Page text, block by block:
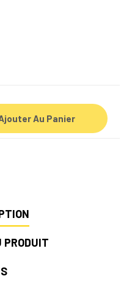
Au Panier
PRODUIT